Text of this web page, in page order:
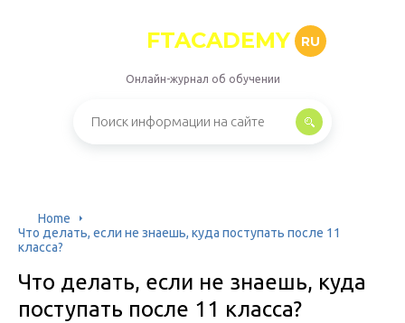
FTACADEMY RU
Онлайн-журнал об обучении
Home
Что делать, если не знаешь, куда поступать после 11
класса?
Что делать, если не знаешь, куда
поступать после 11 класса?